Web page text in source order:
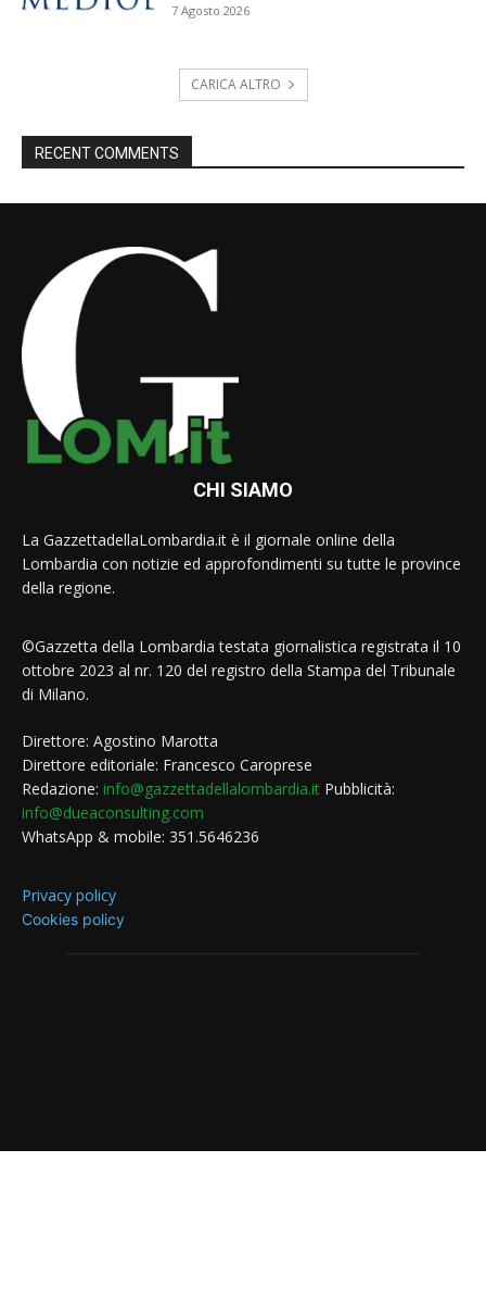
7 Agosto 2026
CARICA ALTRO
RECENT COMMENTS
CHI SIAMO
La GazzettadellaLombardia.it è il giornale online della
Lombardia con notizie ed approfondimenti su tutte le province
della regione.
©Gazzetta della Lombardia testata giornalistica registrata il 10
ottobre 2023 al nr. 120 del registro della Stampa del Tribunale
di Milano.
Direttore: Agostino Marotta
Direttore editoriale: Francesco Caroprese
Redazione: info@gazzettadellalombardia.it Pubblicità:
info@dueaconsulting.com
WhatsApp & mobile: 351.5646236
Privacy policy
Cookies policy